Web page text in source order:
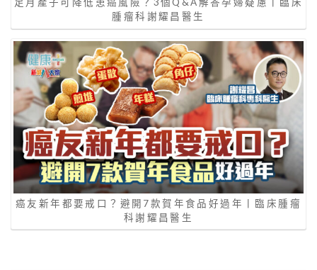
足月產子可降低患癌風險？3個Q&A解答孕婦疑慮丨臨床
腫瘤科謝耀昌醫生
癌友新年都要戒口？避開7款賀年食品好過年丨臨床腫瘤
科謝耀昌醫生